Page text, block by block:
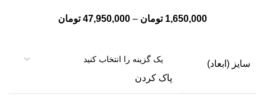
1,650,000 تومان –
47,950,000 تومان
سایز (ابعاد)
پاک کردن